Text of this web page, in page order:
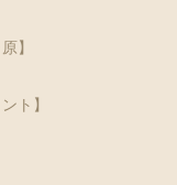
】
ト】